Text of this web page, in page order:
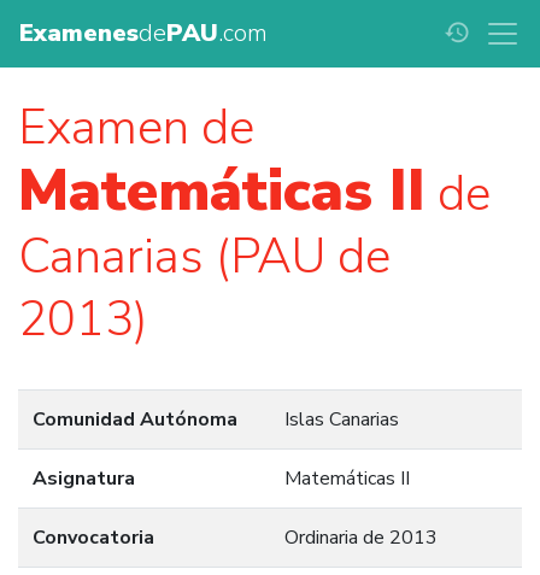
ExamenesdePAU.com history
Examen de
Matemáticas II de
Canarias (PAU de
2013)
Comunidad Autónoma Islas Canarias
Asignatura Matemáticas II
Convocatoria Ordinaria de 2013